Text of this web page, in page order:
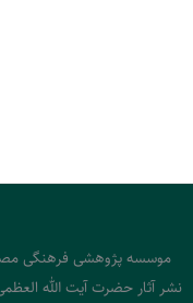
نشر آثار حضرت آیت الله